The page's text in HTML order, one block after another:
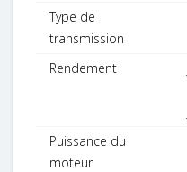
Type de
transmission
Rendement
Puissance du
moteur